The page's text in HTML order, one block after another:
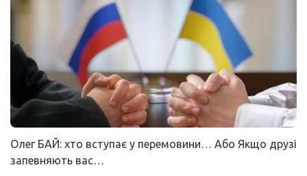
Олег БАЙ: хто вступає у перемовини… Або Якщо друзі
запевняють вас…